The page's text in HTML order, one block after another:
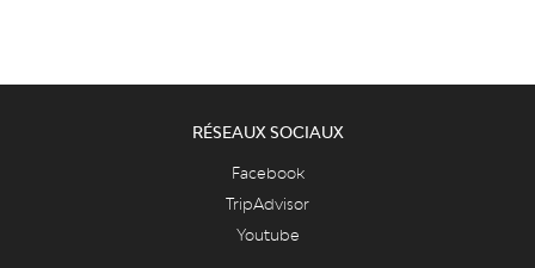
RÉSEAUX SOCIAUX
Facebook
TripAdvisor
Youtube